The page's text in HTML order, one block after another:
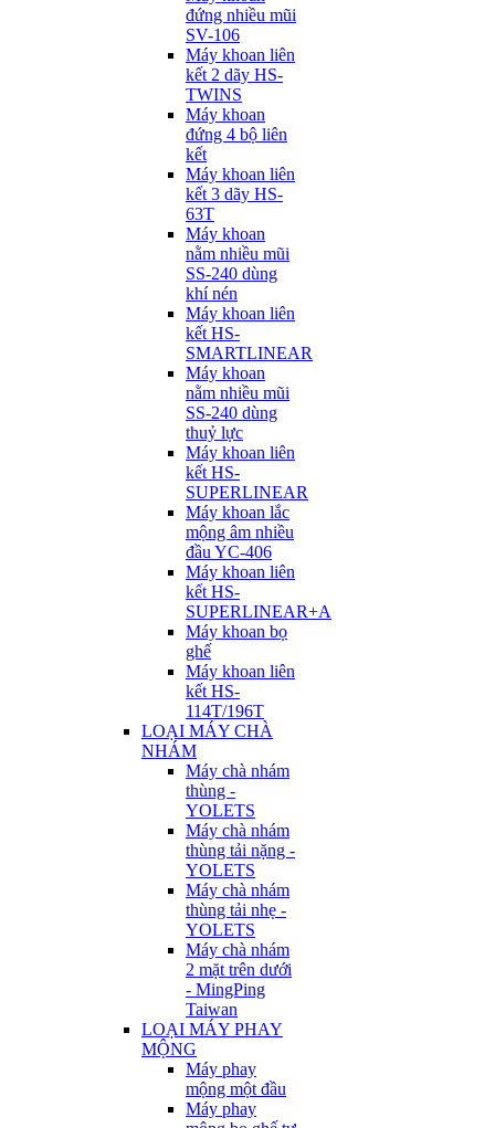
đứng nhiều mũi
SV-106
Máy khoan liên
kết 2 dãy HS-
TWINS
Máy khoan
đứng 4 bộ liên
kết
Máy khoan liên
kết 3 dãy HS-
63T
Máy khoan
nằm nhiều mũi
SS-240 dùng
khí nén
Máy khoan liên
kết HS-
SMARTLINEAR
Máy khoan
nằm nhiều mũi
SS-240 dùng
thuỷ lực
Máy khoan liên
kết HS-
SUPERLINEAR
Máy khoan lắc
mộng âm nhiều
đầu YC-406
Máy khoan liên
kết HS-
SUPERLINEAR+A
Máy khoan bọ
ghế
Máy khoan liên
kết HS-
114T/196T
LOẠI MÁY CHÀ
NHÁM
Máy chà nhám
thùng -
YOLETS
Máy chà nhám
thùng tải nặng -
YOLETS
Máy chà nhám
thùng tải nhẹ -
YOLETS
Máy chà nhám
2 mặt trên dưới
- MingPing
Taiwan
LOẠI MÁY PHAY
MỘNG
Máy phay
mộng một đầu
Máy phay